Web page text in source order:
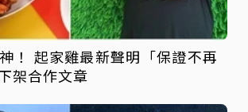
！ 起家雞最新聲明「保證不再
架合作文章